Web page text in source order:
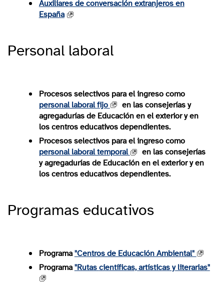
Auxiliares de conversación extranjeros en
España
Personal laboral
Procesos selectivos para el ingreso como
personal laboral fijo
en las consejerías y
agregadurías de Educación en el exterior y en
los centros educativos dependientes.
Procesos selectivos para el ingreso como
personal laboral temporal
en las consejerías
y agregadurías de Educación en el exterior y en
los centros educativos dependientes.
Programas educativos
Programa"Centros de Educación Ambiental"
Programa"Rutas científicas, artísticas y literarias"